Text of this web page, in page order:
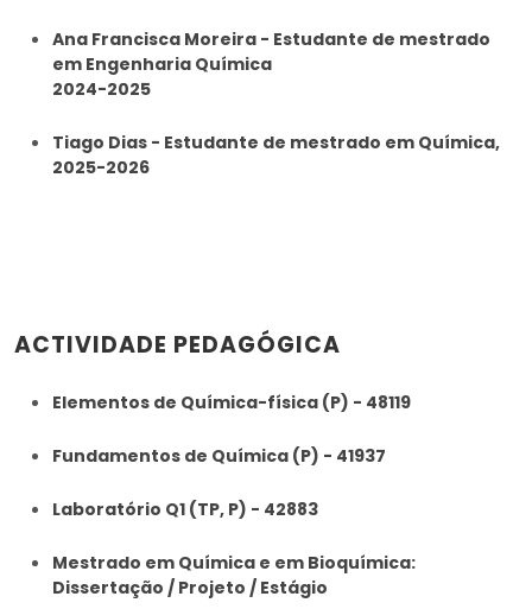
Ana Francisca Moreira - Estudante de mestrado
em Engenharia Química
2024-2025
Tiago Dias - Estudante de mestrado em Química,
2025-2026
ACTIVIDADE PEDAGÓGICA
Elementos de Química-física (P) - 48119
Fundamentos de Química (P) - 41937
Laboratório Q1 (TP, P) - 42883
Mestrado em Química e em Bioquímica:
Dissertação / Projeto / Estágio